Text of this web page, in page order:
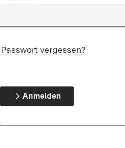
Passwort vergessen?
Anmelden